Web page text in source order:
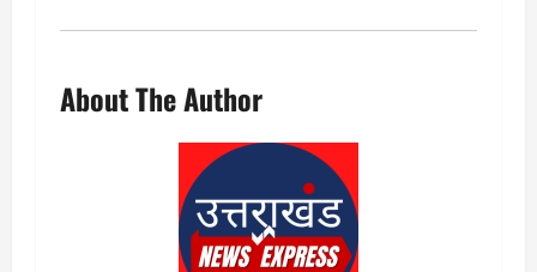
About The Author